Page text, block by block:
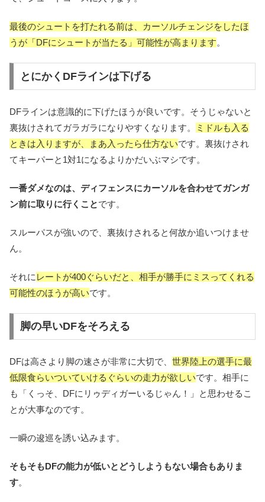
最後のシュートを打たれる前は、カーソルチェンジをしたほ
うが「DFにシュートが当たる」可能性が高まります。
とにかくDFラインは下げる
DFラインは意識的に下げたほうが良いです。そうじゃないと
裏抜けされてガラガラになりやすくなります。
ミドルも入る
ときは入りますが、まあ入ったら仕方ないです。裏抜けされ
てキーパーと1対1になるよりかだいぶマシです。
一番ダメなのは、ディフェンスにカーソルを合わせてガンガ
ン前に取りに行くことです。
スルーパスが強いので、裏抜けされると何故か追いつけませ
ん。
それに レートが400ぐらいだと、相手が勝手にミスってくれる
可能性のほうが高いです。
脚の早いDFをそろえる
DFは高さより脚の速さが非常に大切で、 世界陸上の選手に最
低限食らいついていけるぐらいの走力が欲しいです。相手に
も「くっそ、DFにリゥディガーいるじゃん！」と思わせるこ
とが大事なのです。
一瞬の逡巡を誘い込みます。
そもそもDFの能力が低いとどうしようもない場合もありま
す。